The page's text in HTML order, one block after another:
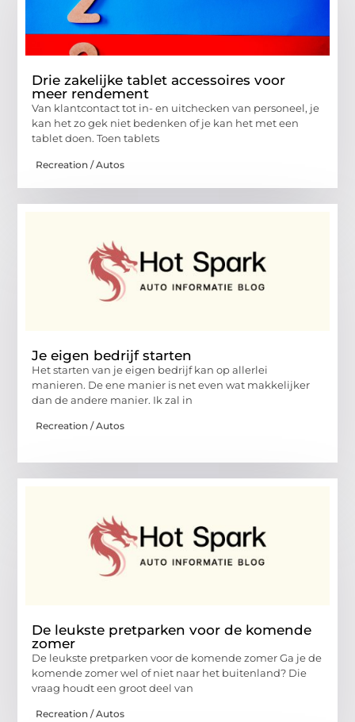
Drie zakelijke tablet accessoires voor
meer rendement
Van klantcontact tot in- en uitchecken van personeel, je
kan het zo gek niet bedenken of je kan het met een
tablet doen. Toen tablets
Recreation / Autos
Je eigen bedrijf starten
Het starten van je eigen bedrijf kan op allerlei
manieren. De ene manier is net even wat makkelijker
dan de andere manier. Ik zal in
Recreation / Autos
De leukste pretparken voor de komende
zomer
De leukste pretparken voor de komende zomer Ga je de
komende zomer wel of niet naar het buitenland? Die
vraag houdt een groot deel van
Recreation / Autos